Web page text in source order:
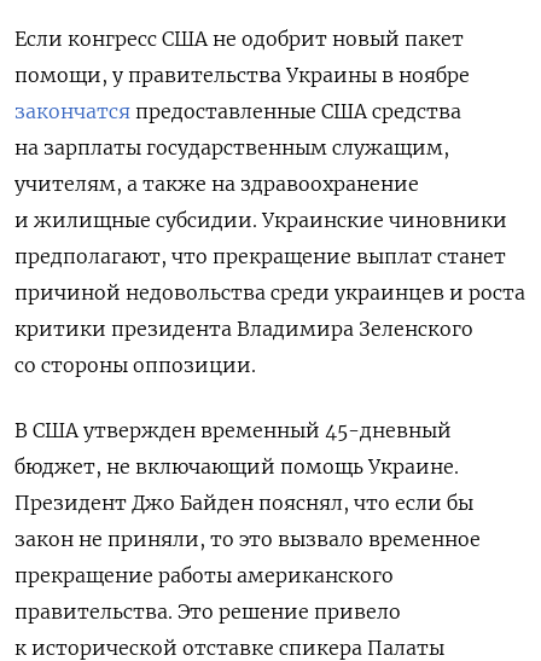
Если конгресс США не одобрит новый пакет
помощи, у правительства Украины в ноябре
закончатся предоставленные США средства
на зарплаты государственным служащим,
учителям, а также на здравоохранение
и жилищные субсидии. Украинские чиновники
предполагают, что прекращение выплат станет
причиной недовольства среди украинцев и роста
критики президента Владимира Зеленского
со стороны оппозиции.
В США утвержден временный 45-дневный
бюджет, не включающий помощь Украине.
Президент Джо Байден пояснял, что если бы
закон не приняли, то это вызвало временное
прекращение работы американского
правительства. Это решение привело
к исторической отставке спикера Палаты